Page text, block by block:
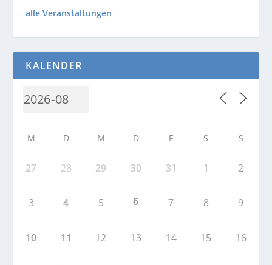
alle Veranstaltungen
KALENDER
M D M D F S S
27 28 29 30 31 1 2
3 4 5 6 7 8 9
10 11 12 13 14 15 16